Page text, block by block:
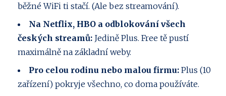
běžné WiFi ti stačí. (Ale bez streamování).
Na Netflix, HBO a odblokování všech
českých streamů: Jedině Plus. Free tě pustí
maximálně na základní weby.
Pro celou rodinu nebo malou firmu: Plus (10
zařízení) pokryje všechno, co doma používáte.